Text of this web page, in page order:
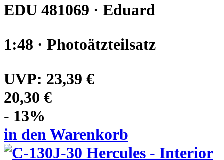
EDU 481069 · Eduard
1:48 · Photoätzteilsatz
UVP: 23,39 €
20,30 €
- 13%
in den Warenkorb